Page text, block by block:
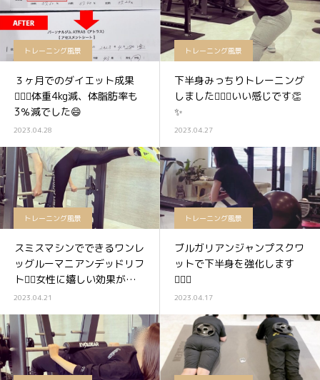
トレーニング風景
３ヶ月でのダイエット成果
🏋️‍♀️✨体重4kg減、体脂肪率も
3％減でした😄
2023.04.28
トレーニング風景
下半身みっちりトレーニング
しました🏋️‍♀️🔥いい感じです👏
✨
2023.04.27
トレーニング風景
スミスマシンでできるワンレ
ッグルーマニアンデッドリフ
ト🏋️‍♀️女性に嬉しい効果がた
くさん😁😁
2023.04.21
トレーニング風景
ブルガリアンジャンプスクワ
ットで下半身を強化します
🏋️‍♀️✨
2023.04.17